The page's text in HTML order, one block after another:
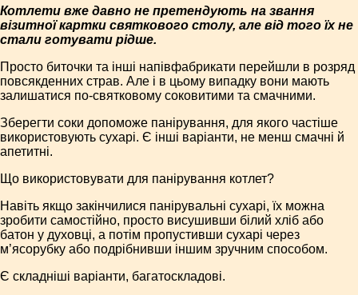
Котлети вже давно не претендують на звання
візитної картки святкового столу, але від того їх не
стали готувати рідше.
Просто биточки та інші напівфабрикати перейшли в розряд
повсякденних страв. Але і в цьому випадку вони мають
залишатися по-святковому соковитими та смачними.
Зберегти соки допоможе панірування, для якого частіше
використовують сухарі. Є інші варіанти, не менш смачні й
апетитні.
Що використовувати для панірування котлет?
Навіть якщо закінчилися панірувальні сухарі, їх можна
зробити самостійно, просто висушивши білий хліб або
батон у духовці, а потім пропустивши сухарі через
м’ясорубку або подрібнивши іншим зручним способом.
Є складніші варіанти, багатоскладові.